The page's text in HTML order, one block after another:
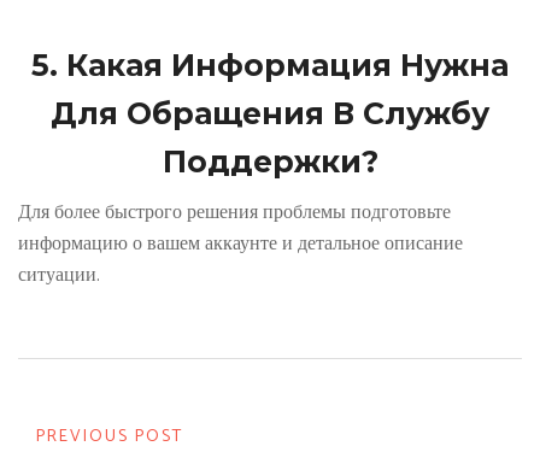
5. Какая Информация Нужна
Для Обращения В Службу
Поддержки?
Для более быстрого решения проблемы подготовьте
информацию о вашем аккаунте и детальное описание
ситуации.
PREVIOUS POST